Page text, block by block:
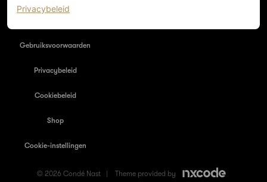
Gebruiksvoorwaarden
Privacybeleid
Cookiebeleid
Shop
Cookie-instellingen
© 2026 Condé Nast | Theme provided by
Privacybeleid